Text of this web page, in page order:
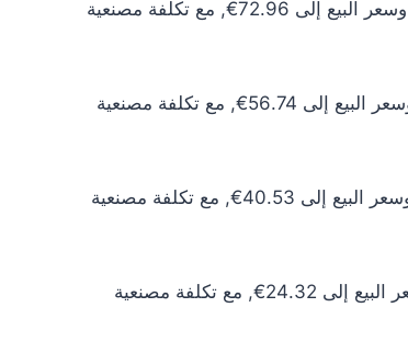
سعر الذهب عيار 18 اليوم يبلغ 64.39€ للشراء الخام و66.33€ للبيع الخام. أما مع إضافة المصنعية، فيرتفع سعر الشراء إلى 70.83€ وسعر البيع إلى 72.96€, مع تكلفة مصنعية
سعر الذهب عيار 14 اليوم يبلغ 50.08€ للشراء الخام و51.59€ للبيع الخام. أما مع إضافة المصنعية، فيرتفع سعر الشراء إلى 55.09€ وسعر البيع إلى 56.74€, مع تكلفة مصنعية
سعر الذهب عيار 10 اليوم يبلغ 35.77€ للشراء الخام و36.85€ للبيع الخام. أما مع إضافة المصنعية، فيرتفع سعر الشراء إلى 39.35€ وسعر البيع إلى 40.53€, مع تكلفة مصنعية
سعر الذهب عيار 6 اليوم يبلغ 21.46€ للشراء الخام و22.11€ للبيع الخام. أما مع إضافة المصنعية، فيرتفع سعر الشراء إلى 23.61€ وسعر البيع إلى 24.32€, مع تكلفة مصنعية